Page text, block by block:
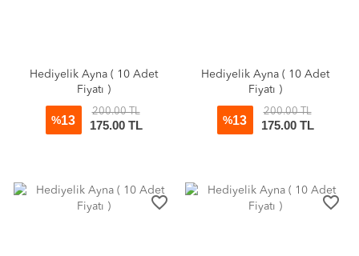
Hediyelik Ayna ( 10 Adet
Fiyatı )
%13
200.00 TL
175.00 TL
Hediyelik Ayna ( 10 Adet
Fiyatı )
%13
200.00 TL
175.00 TL
favorite_border favorite_border